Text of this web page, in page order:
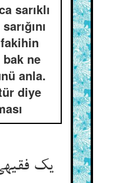
sarıklı
bak ne
anla.
diye
یک